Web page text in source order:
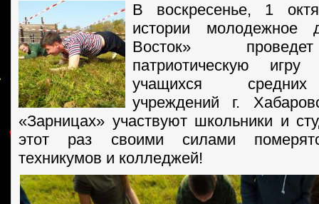
В воскресенье, 1
истории молодежное
Восток»
патриотическую
учащихся
учреждений г.
«Зарницах» участвуют школьники и
этот раз своими силами
техникумов и колледжей!